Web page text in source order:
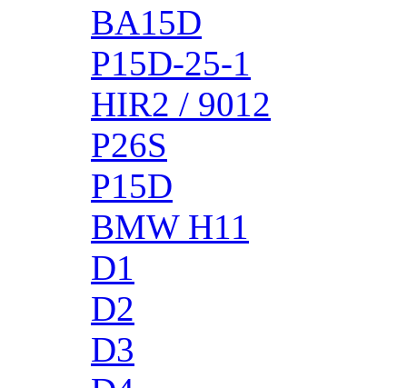
BA15D
P15D-25-1
HIR2 / 9012
P26S
P15D
BMW H11
D1
D2
D3